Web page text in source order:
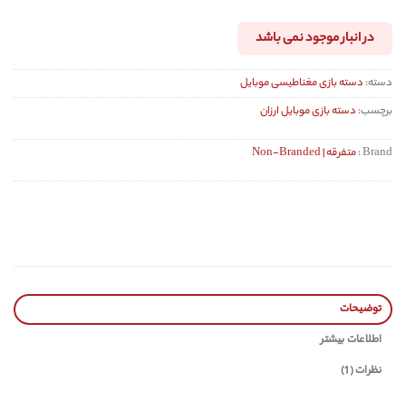
در انبار موجود نمی باشد
دسته: دسته بازی مغناطیسی موبایل
برچسب: دسته بازی موبایل ارزان
Brand : متفرقه | Non-Branded
توضیحات
اطلاعات بیشتر
نظرات (1)